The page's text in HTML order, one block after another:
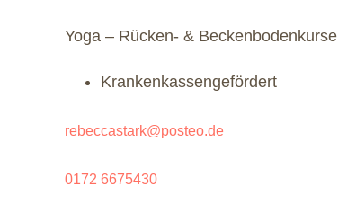
Yoga – Rücken- & Beckenbodenkurse
Krankenkassengefördert
rebeccastark@posteo.de
0172 6675430